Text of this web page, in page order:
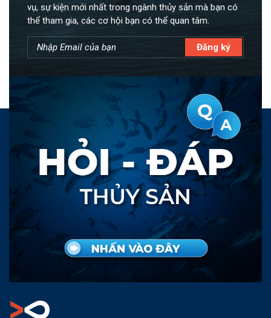
vụ, sự kiện mới nhất trong ngành thủy sản mà bạn có
thể tham gia, các cơ hội bạn có thể quan tâm.